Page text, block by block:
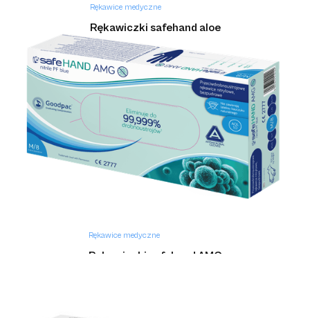
Rękawice medyczne
Rękawiczki safehand aloe
Rękawice medyczne
Rękawiczki safehand AMG